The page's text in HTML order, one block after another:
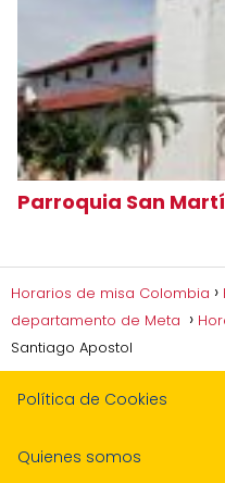
Parroquia San
Horarios de misa Colombia
departamento de Meta
Santiago Apostol
Política de Cookies
Quienes somos